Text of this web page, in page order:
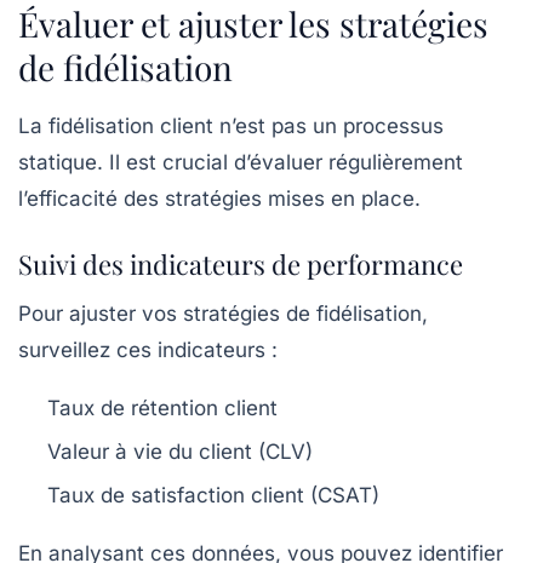
Évaluer et ajuster les stratégies
de fidélisation
La fidélisation client n’est pas un processus
statique. Il est crucial d’évaluer régulièrement
l’efficacité des stratégies mises en place.
Suivi des indicateurs de performance
Pour ajuster vos stratégies de fidélisation,
surveillez ces indicateurs :
Taux de rétention client
Valeur à vie du client (CLV)
Taux de satisfaction client (CSAT)
En analysant ces données, vous pouvez identifier